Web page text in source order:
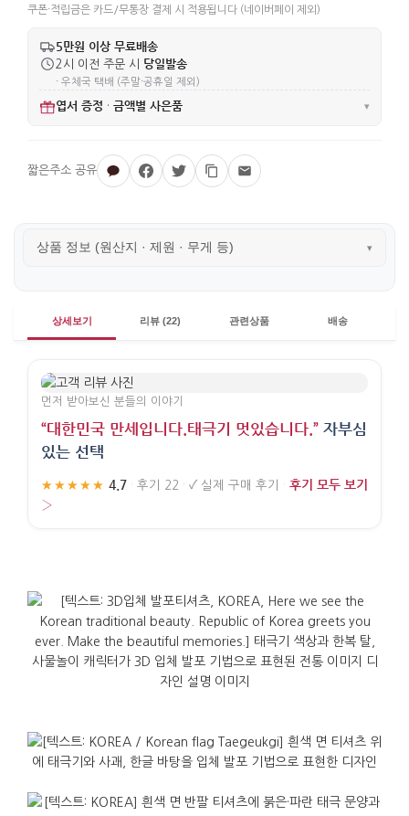
쿠폰·적립금은 카드/무통장 결제 시 적용됩니다 (네이버페이 제외)
5만원 이상 무료배송
2시 이전 주문 시 당일발송
· 우체국 택배 (주말·공휴일 제외)
엽서 증정 · 금액별 사은품 ▾
상품 정보 (원산지 · 제원 · 무게 등) ▾
상세보기 리뷰 (22) 관련상품 배송
먼저 받아보신 분들의 이야기
“대한민국 만세입니다.태극기 멋있습니다.” 자부심
있는 선택
★★★★★ 4.7 · 후기 22 · ✓ 실제 구매 후기 · 후기 모두 보기
›